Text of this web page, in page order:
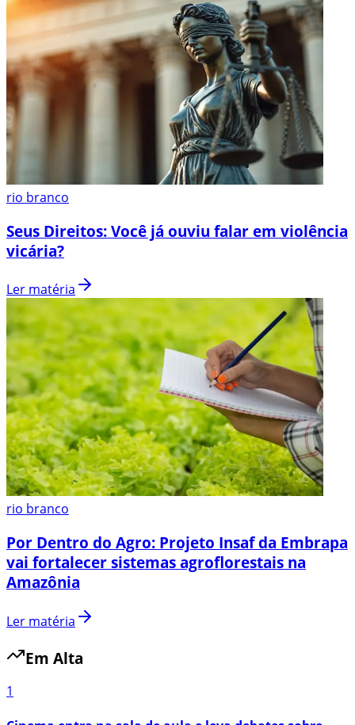
rio branco
Seus Direitos: Você já ouviu falar em violência
vicária?
Ler matéria
rio branco
Por Dentro do Agro: Projeto Insaf da Embrapa
vai fortalecer sistemas agroflorestais na
Amazônia
Ler matéria
Em Alta
1